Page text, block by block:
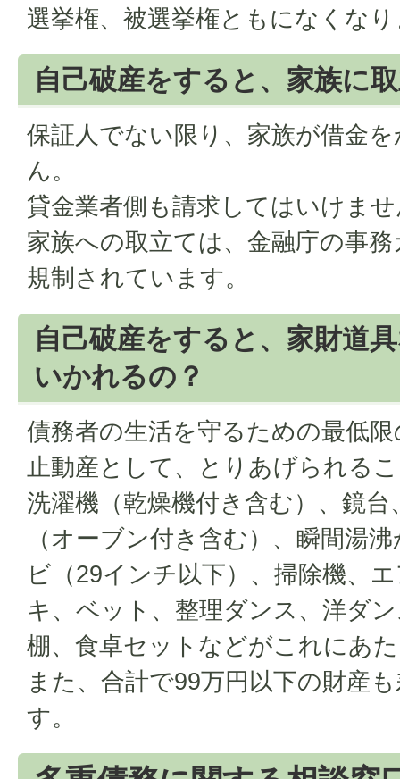
選挙権、被選挙権ともになくな
自己破産をすると、家族に
保証人でない限り、家族が借金
ん。
貸金業者側も請求してはいけま
家族への取立ては、金融庁の事
規制されています。
自己破産をすると、家財道
いかれるの？
債務者の生活を守るための最低
止動産として、とりあげられる
洗濯機（乾燥機付き含む）、鏡
（オーブン付き含む）、瞬間湯
ビ（29インチ以下）、掃除機、
キ、ベット、整理ダンス、洋ダ
棚、食卓セットなどがこれにあ
また、合計で99万円以下の財産
す。